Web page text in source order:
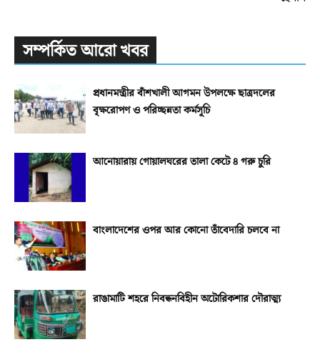
সম্পর্কিত আরো খবর
প্রধানমন্ত্রীর বাঁশখালী আগমন উপলক্ষে ছাত্রদলের
বৃক্ষরোপণ ও পরিচ্ছন্নতা কর্মসূচি
আনোয়ারায় গোয়ালঘরের তালা কেটে ৪ গরু চুরি
বাংলাদেশের ওপর আর কোনো তাঁবেদারি চলবে না
রাঙামাটি শহরে নিবন্ধনবিহীন অটোরিকশার দৌরাত্ম্য